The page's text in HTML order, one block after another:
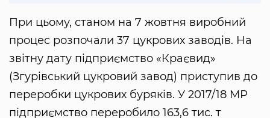
При цьому, станом на 7 жовтня виробний
процес розпочали 37 цукрових заводів. На
звітну дату підприємство «Краєвид»
(Згурівський цукровий завод) приступив до
переробки цукрових буряків. У 2017/18 МР
підприємство переробило 163,6 тис. т